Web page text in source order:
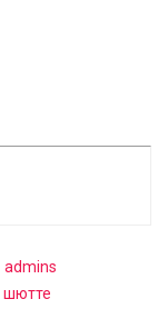
admins
шютте